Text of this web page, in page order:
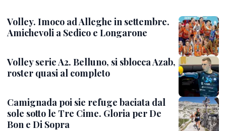
Volley. Imoco ad Alleghe in settembre.
Amichevoli a Sedico e Longarone
Volley serie A2. Belluno, si sblocca Azab,
roster quasi al completo
Camignada poi sie refuge baciata dal
sole sotto le Tre Cime. Gloria per De
Bon e Di Sopra